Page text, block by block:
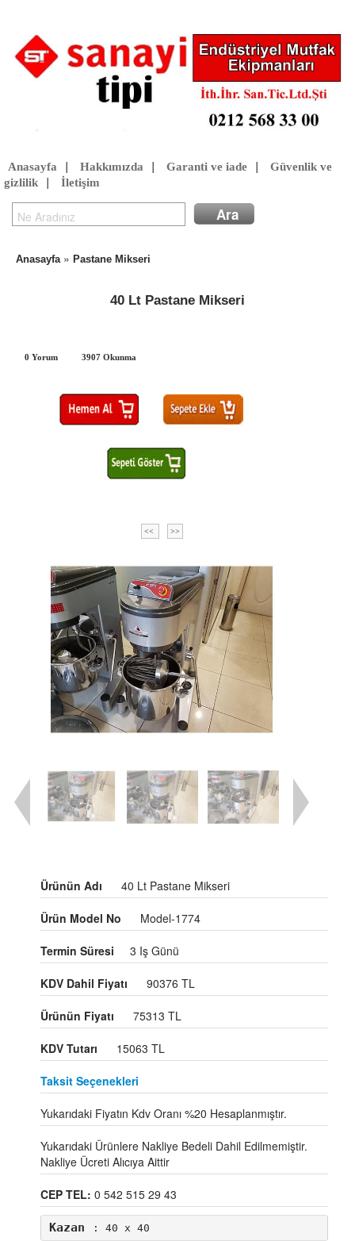
Anasayfa Hakkımızda Garanti ve iade
Güvenlik ve
gizlilik
İletişim
Anasayfa» Pastane Mikseri
40 Lt Pastane Mikseri
0 Yorum 3907 Okunma
<< >>
Ürünün Adı 40 Lt Pastane Mikseri
Ürün Model No Model-1774
Termin Süresi 3 Iş Günü
KDV Dahil Fiyatı 90376 TL
Ürünün Fiyatı 75313 TL
KDV Tutarı 15063 TL
Taksit Seçenekleri
Yukarıdaki Fiyatın Kdv Oranı %20 Hesaplanmıştır.
Yukarıdaki Ürünlere Nakliye Bedeli Dahil Edilmemiştir.
Nakliye Ücreti Alıcıya Aittir
CEP TEL: 0 542 515 29 43
Kazan : 40 x 40